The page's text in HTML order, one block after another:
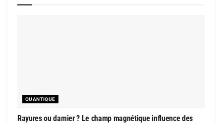
QUANTIQUE
Rayures ou damier ? Le champ magnétique influence des